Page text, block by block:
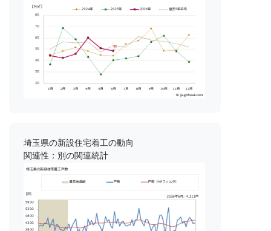
埼玉県の新設住宅着工の動向
関連性：別の関連統計